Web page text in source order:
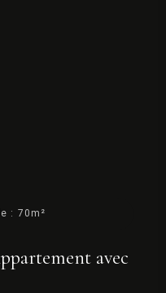
avec
: 70m²